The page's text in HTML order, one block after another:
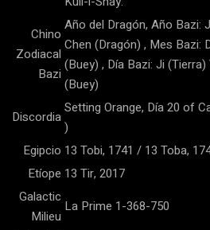
Chino
Zodiacal
Bazi
Año del Dragón, Año Bazi:
Chen (Dragón) , Mes Bazi:
(Buey) , Día Bazi: Ji
(Buey)
Discordia
Setting Orange, Día 20 of
)
Egipcio 13 Tobi, 1741 / 13 Toba,
Etíope 13 Tir, 2017
Galactic
Milieu
La Prime 1-368-750